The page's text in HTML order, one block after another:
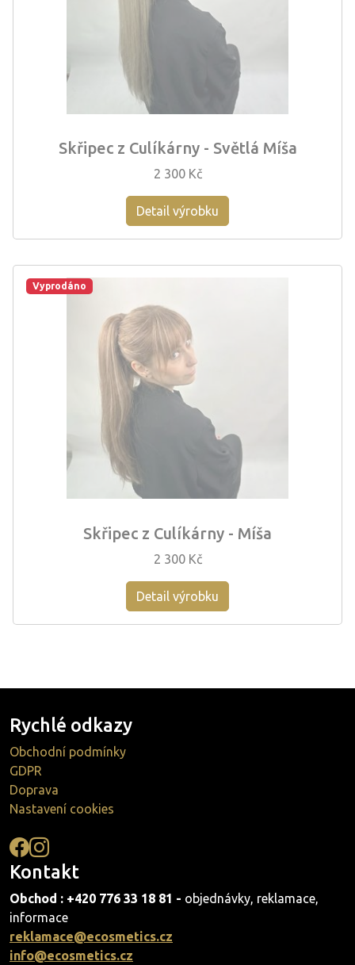
Skřipec z Culíkárny - Světlá Míša
2 300 Kč
Detail výrobku
Vyprodáno
Skřipec z Culíkárny - Míša
2 300 Kč
Detail výrobku
Rychlé odkazy
Obchodní podmínky
GDPR
Doprava
Nastavení cookies
Kontakt
Obchod : +420 776 33 18 81 - objednávky, reklamace,
informace
reklamace@ecosmetics.cz
info@ecosmetics.cz